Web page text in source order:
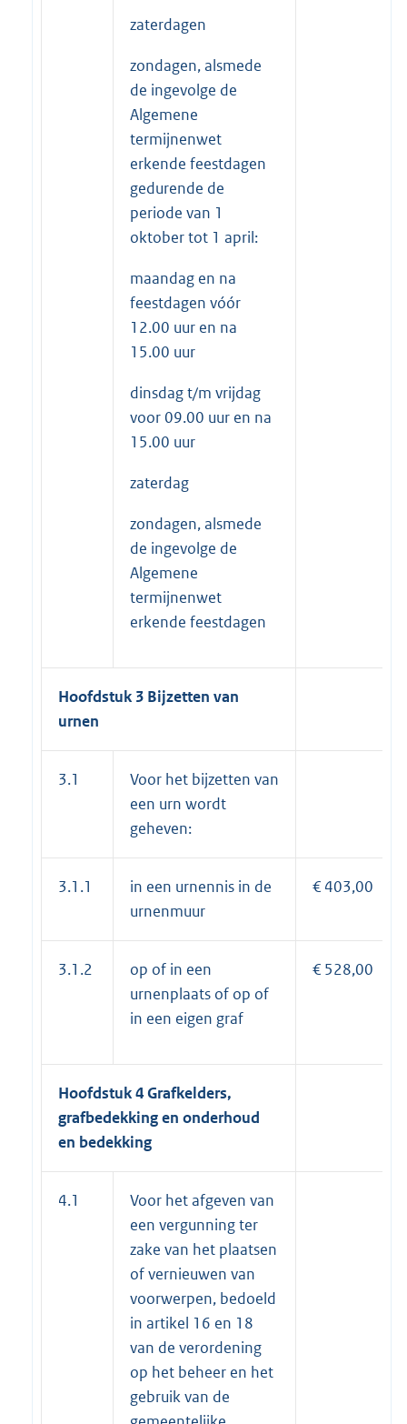
zaterdagen
zondagen, alsmede
de ingevolge de
Algemene
termijnenwet
erkende feestdagen
gedurende de
periode van 1
oktober tot 1 april:
maandag en na
feestdagen vóór
12.00 uur en na
15.00 uur
dinsdag t/m vrijdag
voor 09.00 uur en na
15.00 uur
zaterdag
zondagen, alsmede
de ingevolge de
Algemene
termijnenwet
erkende feestdagen
Hoofdstuk 3 Bijzetten van
urnen
3.1
Voor het bijzetten van
een urn wordt
geheven:
3.1.1
in een urnennis in de
urnenmuur
€ 403,00
3.1.2
op of in een
urnenplaats of op of
in een eigen graf
€ 528,00
Hoofdstuk 4 Grafkelders,
grafbedekking en onderhoud
en bedekking
4.1
Voor het afgeven van
een vergunning ter
zake van het plaatsen
of vernieuwen van
voorwerpen, bedoeld
in artikel 16 en 18
van de verordening
op het beheer en het
gebruik van de